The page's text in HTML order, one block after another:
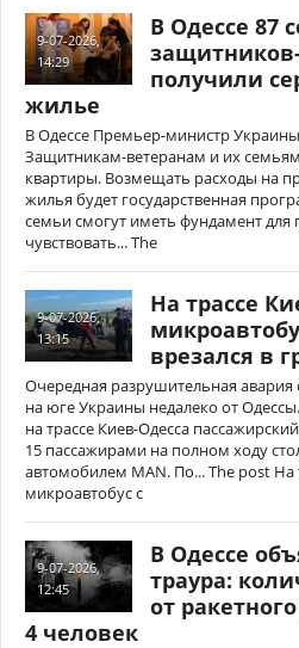
9-07-2026,
14:29
В Одессе 87
получили
жилье
В Одессе Премьер-министр
Защитникам-ветеранам и их
квартиры. Возмещать расходы на
жилья будет государственная
семьи смогут иметь фундамент для
чувствовать... The
9-07-2026,
13:15
На трассе
врезался в
Очередная разрушительная
на юге Украины недалеко от
на трассе Киев-Одесса
15 пассажирами на полном ходу
автомобилем MAN. По... The post На
микроавтобус с
9-07-2026,
12:45
В Одессе
траура:
от
4 человек